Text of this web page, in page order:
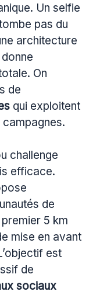
Un selfie
pas du
architecture
On
de
qui exploitent
campagnes.
challenge
efficace.
de
5 km
mise en avant
est
de
sociaux